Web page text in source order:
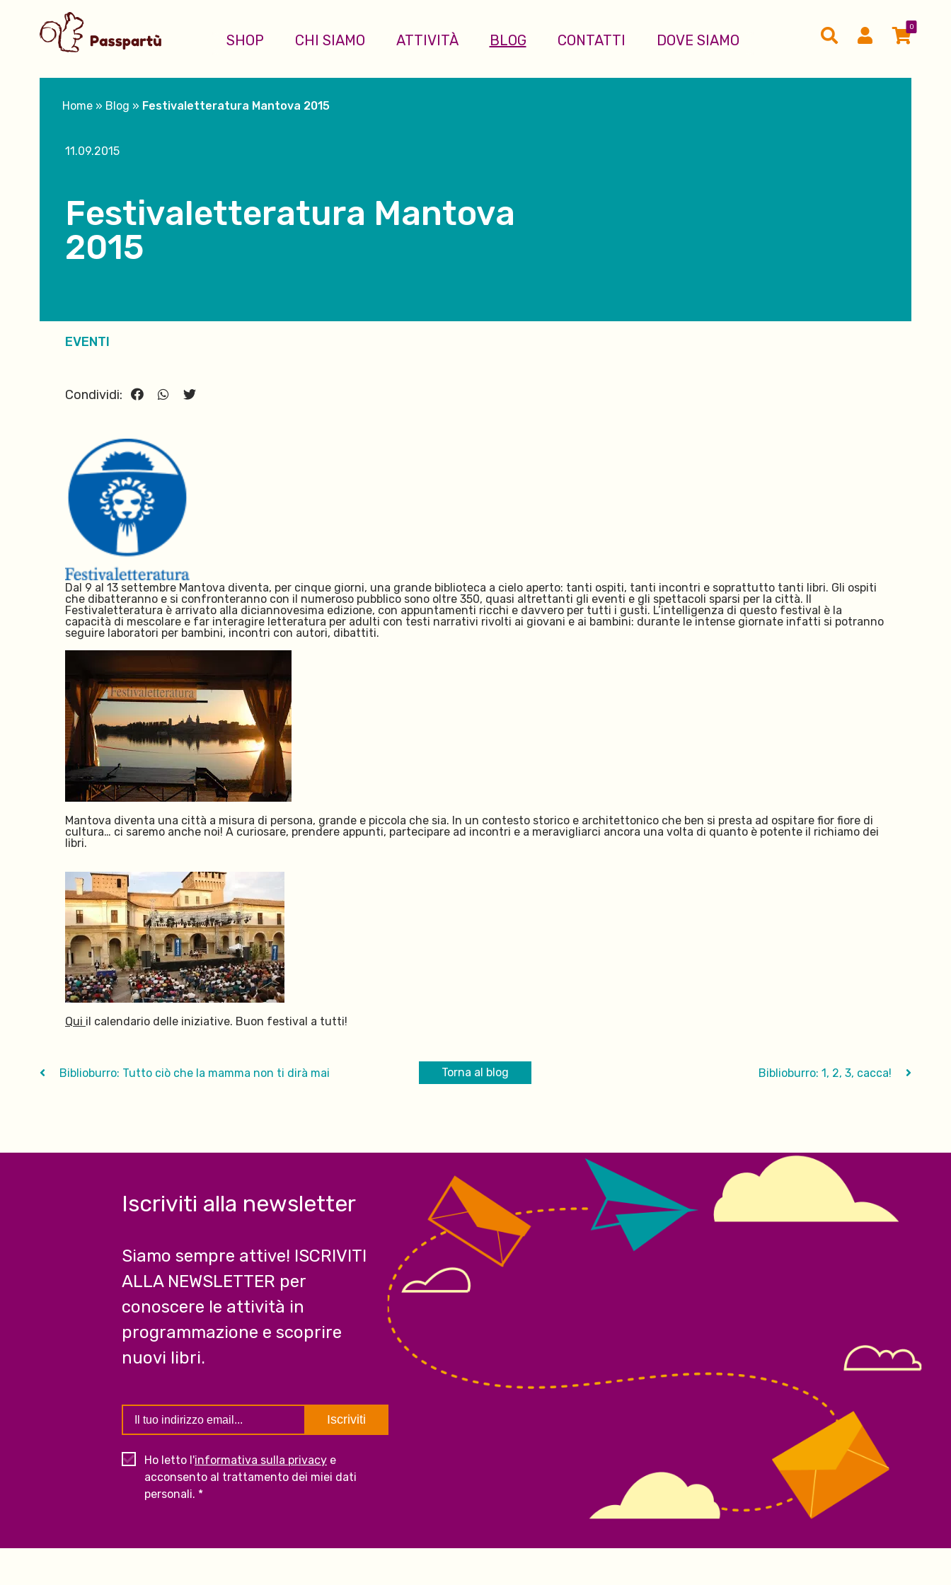
SHOP CHI SIAMO ATTIVITÀ BLOG CONTATTI DOVE SIAMO
0
Home » Blog » Festivaletteratura Mantova 2015
11.09.2015
Festivaletteratura Mantova
2015
EVENTI
Condividi:
Dal 9 al 13 settembre Mantova diventa, per cinque giorni, una grande biblioteca a cielo aperto: tanti ospiti, tanti incontri e soprattutto tanti libri. Gli ospiti
che dibatteranno e si confronteranno con il numeroso pubblico sono oltre 350, quasi altrettanti gli eventi e gli spettacoli sparsi per la città. Il
Festivaletteratura è arrivato alla diciannovesima edizione, con appuntamenti ricchi e davvero per tutti i gusti. L’intelligenza di questo festival è la
capacità di mescolare e far interagire letteratura per adulti con testi narrativi rivolti ai giovani e ai bambini: durante le intense giornate infatti si potranno
seguire laboratori per bambini, incontri con autori, dibattiti.
Mantova diventa una città a misura di persona, grande e piccola che sia. In un contesto storico e architettonico che ben si presta ad ospitare fior fiore di
cultura… ci saremo anche noi! A curiosare, prendere appunti, partecipare ad incontri e a meravigliarci ancora una volta di quanto è potente il richiamo dei
libri.
Qui il calendario delle iniziative. Buon festival a tutti!
Biblioburro: Tutto ciò che la mamma non ti dirà mai Torna al blog Biblioburro: 1, 2, 3, cacca!
Iscriviti alla newsletter
Siamo sempre attive! ISCRIVITI
ALLA NEWSLETTER per
conoscere le attività in
programmazione e scoprire
nuovi libri.
Ho letto l'informativa sulla privacy e
acconsento al trattamento dei miei dati
personali. *